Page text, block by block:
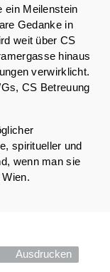
ein Meilenstein
Gedanke in
weit über CS
hinaus
verwirklicht.
CS Betreuung
spiritueller und
wenn man sie
Ausdrucken